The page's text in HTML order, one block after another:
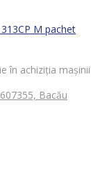
M pachet
în achiziția
Bacău